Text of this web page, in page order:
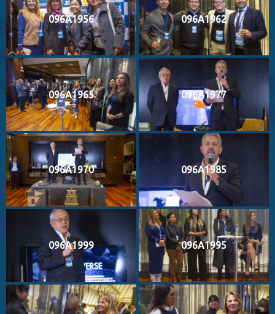
096A1956 096A1962
096A1965 096A1977
096A1970 096A1985
096A1999 096A1995